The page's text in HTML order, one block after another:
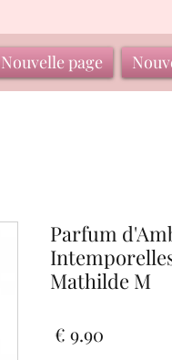
Nouvelle page
Parfum
Mathilde M
السعر